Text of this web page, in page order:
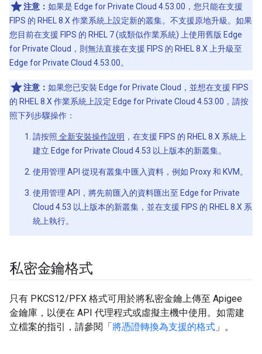
注意： 如果是 Edge for Private Cloud 4.53.00，您只能在支援
FIPS 的 RHEL 8.X 作業系統上設定新的叢集。不支援原地升級。如果
您目前在支援 FIPS 的 RHEL 7 (或類似作業系統) 上使用舊版 Edge
for Private Cloud，則無法直接在支援 FIPS 的 RHEL 8.X 上升級至
Edge for Private Cloud 4.53.00。
注意： 如果您已安裝 Edge for Private Cloud，並想在支援 FIPS
的 RHEL 8.X 作業系統上設定 Edge for Private Cloud 4.53.00，請按
照下列步驟操作：
請按照 全新安裝操作說明 ，在支援 FIPS 的 RHEL 8.X 系統上
建立 Edge for Private Cloud 4.53 以上版本的新叢集。
使用管理 API 從現有叢集中匯入資料，例如 Proxy 和 KVM。
使用管理 API，將先前匯入的資料匯出至 Edge for Private
Cloud 4.53 以上版本的新叢集，並在支援 FIPS 的 RHEL 8.X 系
統上執行。
私密金鑰格式
只有 PKCS12/PFX 格式可用於將私密金鑰上傳至 Apigee
金鑰庫，以便在 API 代理程式或虛擬主機中使用。如需建
立檔案的指引，請參閱「將憑證轉換為支援的格式 」。